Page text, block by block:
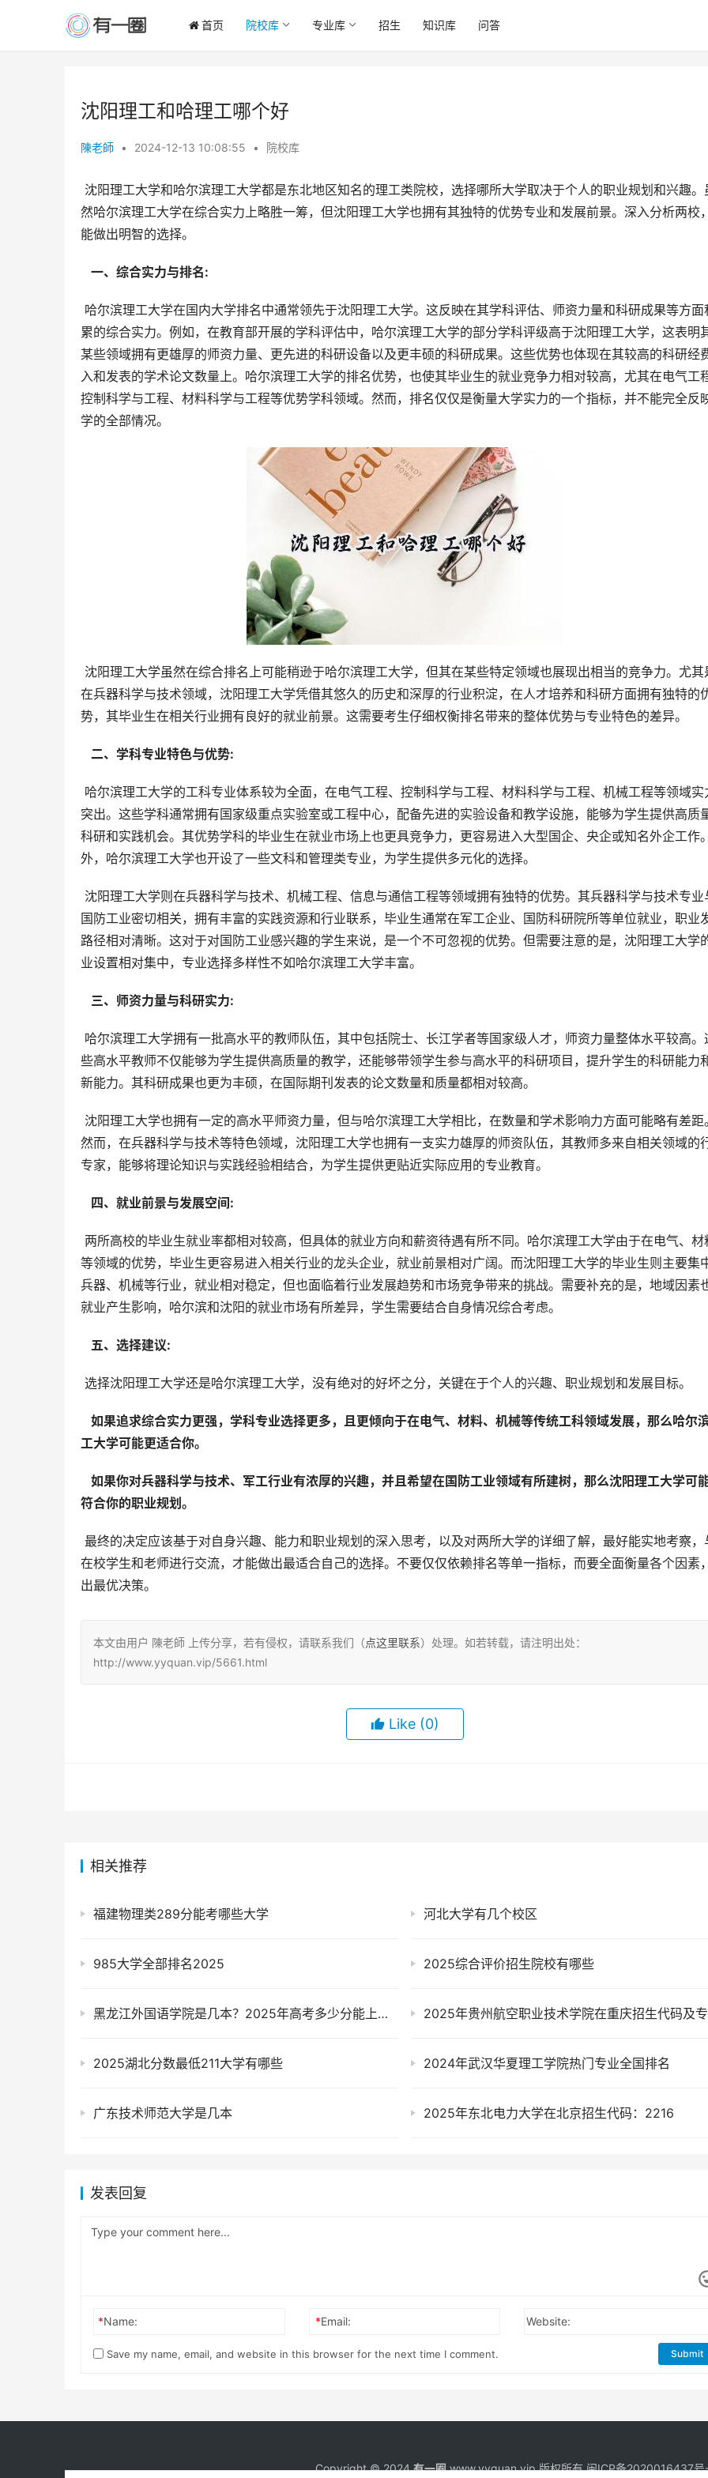
首页 院校库 专业库 招生 知识库 问答
沈阳理工和哈理工哪个好
陳老師 • 2024-12-13 10:08:55 • 院校库
然哈尔滨理工大学在综合实力上略胜一筹，但沈阳理工大学也拥有其独特的优势专业和发展前景。深入分析两校
能做出明智的选择。
  一、综合实力与排名:
累的综合实力。例如，在教育部开展的学科评估中，哈尔滨理工大学的部分学科评级高于沈阳理工大学，这表明
某些领域拥有更雄厚的师资力量、更先进的科研设备以及更丰硕的科研成果。这些优势也体现在其较高的科研经
入和发表的学术论文数量上。哈尔滨理工大学的排名优势，也使其毕业生的就业竞争力相对较高，尤其在电气工程
控制科学与工程、材料科学与工程等优势学科领域。然而，排名仅仅是衡量大学实力的一个指标，并不能完全反
学的全部情况。
在兵器科学与技术领域，沈阳理工大学凭借其悠久的历史和深厚的行业积淀，在人才培养和科研方面拥有独特的
势，其毕业生在相关行业拥有良好的就业前景。这需要考生仔细权衡排名带来的整体优势与专业特色的差异。
  二、学科专业特色与优势:
突出。这些学科通常拥有国家级重点实验室或工程中心，配备先进的实验设备和教学设施，能够为学生提供高质
科研和实践机会。其优势学科的毕业生在就业市场上也更具竞争力，更容易进入大型国企、央企或知名外企工作
外，哈尔滨理工大学也开设了一些文科和管理类专业，为学生提供多元化的选择。
国防工业密切相关，拥有丰富的实践资源和行业联系，毕业生通常在军工企业、国防科研院所等单位就业，职业
路径相对清晰。这对于对国防工业感兴趣的学生来说，是一个不可忽视的优势。但需要注意的是，沈阳理工大学
业设置相对集中，专业选择多样性不如哈尔滨理工大学丰富。
  三、师资力量与科研实力:
些高水平教师不仅能够为学生提供高质量的教学，还能够带领学生参与高水平的科研项目，提升学生的科研能力
新能力。其科研成果也更为丰硕，在国际期刊发表的论文数量和质量都相对较高。
然而，在兵器科学与技术等特色领域，沈阳理工大学也拥有一支实力雄厚的师资队伍，其教师多来自相关领域的
专家，能够将理论知识与实践经验相结合，为学生提供更贴近实际应用的专业教育。
  四、就业前景与发展空间:
等领域的优势，毕业生更容易进入相关行业的龙头企业，就业前景相对广阔。而沈阳理工大学的毕业生则主要集
兵器、机械等行业，就业相对稳定，但也面临着行业发展趋势和市场竞争带来的挑战。需要补充的是，地域因素
就业产生影响，哈尔滨和沈阳的就业市场有所差异，学生需要结合自身情况综合考虑。
  五、选择建议:
选择沈阳理工大学还是哈尔滨理工大学，没有绝对的好坏之分，关键在于个人的兴趣、职业规划和发展目标。
如果追求综合实力更强，学科专业选择更多，且更倾向于在电气、材料、机械等传统工科领域发展，那么哈尔
工大学可能更适合你。
如果你对兵器科学与技术、军工行业有浓厚的兴趣，并且希望在国防工业领域有所建树，那么沈阳理工大学可
符合你的职业规划。
在校学生和老师进行交流，才能做出最适合自己的选择。不要仅仅依赖排名等单一指标，而要全面衡量各个因素
出最优决策。
本文由用户 陳老師 上传分享，若有侵权，请联系我们（点这里联系）处理。如若转载，请注明出处：
http://www.yyquan.vip/5661.html
Like (0)
相关推荐
福建物理类289分能考哪些大学 河北大学有几个校区
985大学全部排名2025 2025综合评价招生院校有哪些
黑龙江外国语学院是几本？2025年高考多少分能上及报考建议
2025湖北分数最低211大学有哪些 2024年武汉华夏理工学院热门专业全国排名
广东技术师范大学是几本 2025年东北电力大学在北京招生代码：2216
发表回复
*Name: *Email: Website:
Save my name, email, and website in this browser for the next time I comment. Submit
Copyright © 2024有一圈www.yyquan.vip 版权所有闽ICP备2020016437号